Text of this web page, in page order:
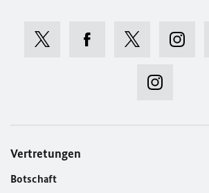
Vertretungen
Botschaft